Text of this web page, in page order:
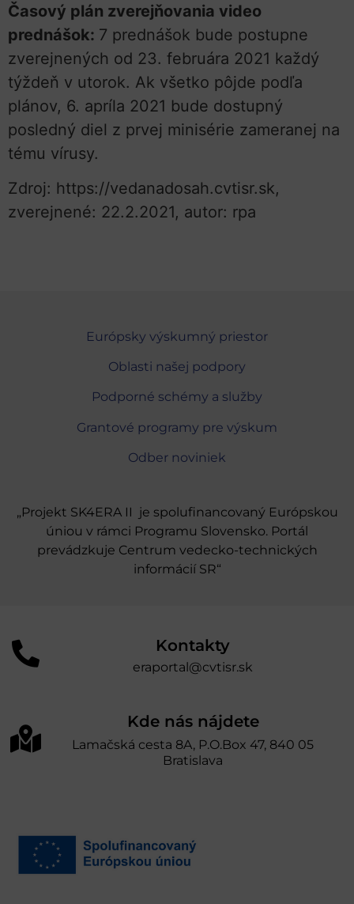
Časový plán zverejňovania video
prednášok: 7 prednášok bude postupne
zverejnených od 23. februára 2021 každý
týždeň v utorok. Ak všetko pôjde podľa
plánov, 6. apríla 2021 bude dostupný
posledný diel z prvej minisérie zameranej na
tému vírusy.
Zdroj: https://vedanadosah.cvtisr.sk,
zverejnené: 22.2.2021, autor: rpa
Európsky výskumný priestor
Oblasti našej podpory
Podporné schémy a služby
Grantové programy pre výskum
Odber noviniek
„Projekt SK4ERA II je spolufinancovaný Európskou
úniou v rámci Programu Slovensko. Portál
prevádzkuje Centrum vedecko-technických
informácií SR“
Kontakty
eraportal@cvtisr.sk
Kde nás nájdete
Lamačská cesta 8A, P.O.Box 47, 840 05
Bratislava